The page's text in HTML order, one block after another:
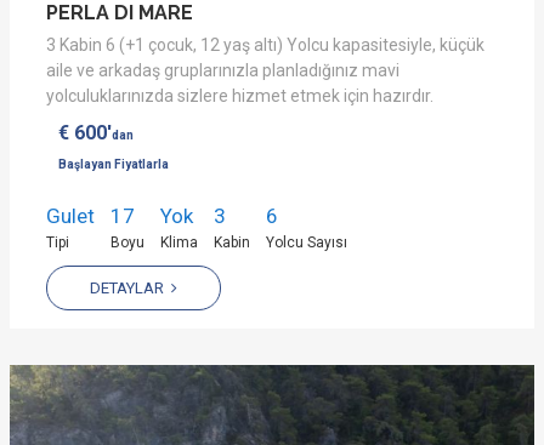
PERLA DI MARE
3 Kabin 6 (+1 çocuk, 12 yaş altı) Yolcu kapasitesiyle, küçük
aile ve arkadaş gruplarınızla planladığınız mavi
yolculuklarınızda sizlere hizmet etmek için hazırdır.
€ 600'dan
Başlayan Fiyatlarla
Gulet
Tipi
17
Boyu
Yok
Klima
3
Kabin
6
Yolcu Sayısı
DETAYLAR